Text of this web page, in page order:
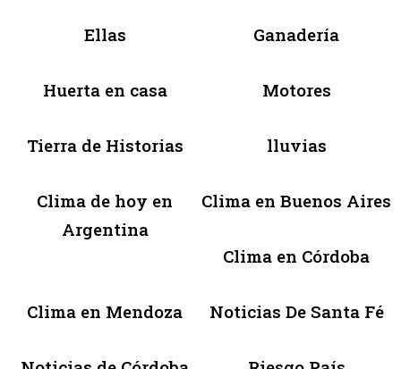
Ellas Ganadería
Huerta en casa Motores
Tierra de Historias lluvias
Clima de hoy en
Argentina
Clima en Buenos Aires
Clima en Córdoba
Clima en Mendoza Noticias De Santa Fé